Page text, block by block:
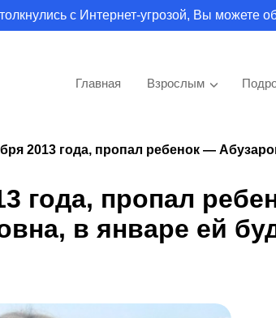
с Интернет-угрозой, Вы можете
Главная Взрослым
2013 года, пропал ребенок —
года, пропал
в январе ей